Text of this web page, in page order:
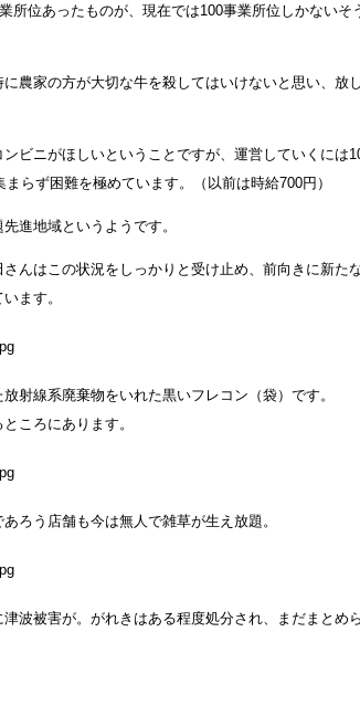
所位あったものが、現在では100事業所位しかない
農家の方が大切な牛を殺してはいけないと思い、放
ンビニがほしいということですが、運営していくには
らず困難を極めています。（以前は時給700円）
進地域というようです。
んはこの状況をしっかりと受け止め、前向きに新た
ます。
射線系廃棄物をいれた黒いフレコン（袋）です。
ころにあります。
ろう店舗も今は無人で雑草が生え放題。
波被害が。がれきはある程度処分され、まだまとめ